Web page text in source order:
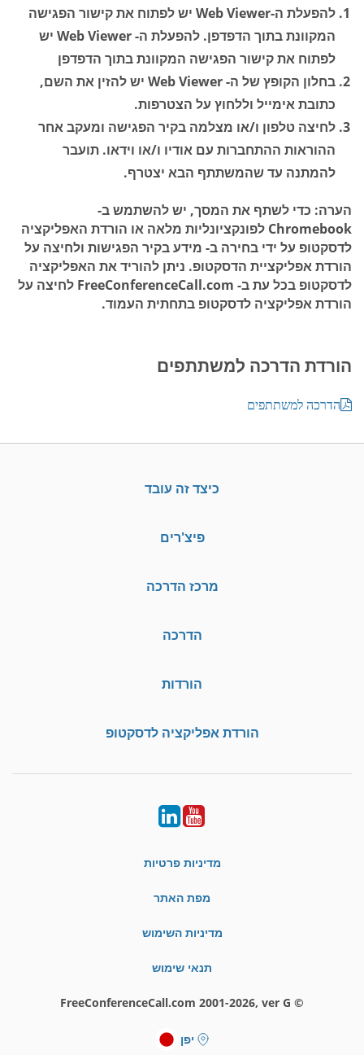
להפעלת ה-Web Viewer יש לפתוח את קישור הפגישה
המקוונת בתוך הדפדפן. להפעלת ה- Web Viewer יש
לפתוח את קישור הפגישה המקוונת בתוך הדפדפן
בחלון הקופץ של ה- Web Viewer יש להזין את השם,
כתובת אימייל וללחוץ על הצטרפות.
לחיצה טלפון ו/או מצלמה בקיר הפגישה ומעקב אחר
ההוראות ההתחברות עם אודיו ו/או וידאו. תועבר
להמתנה עד שהמשתתף הבא יצטרף.
הערה: כדי לשתף את המסך, יש להשתמש ב-
Chromebook לפונקציונליות מלאה או הורדת האפליקציה
לדסקטופ על ידי בחירה ב- מידעבקיר הפגישות ולחיצה על
הורדת אפליקציית הדסקטופ. ניתן להוריד את האפליקציה
לדסקטופ בכל עת ב- FreeConferenceCall.com לחיצה על
הורדת אפליקציה לדסקטופ בתחתית העמוד.
הורדת הדרכה למשתתפים
הדרכה למשתתפים
כיצד זה עובד
פיצ'רים
מרכז הדרכה
הדרכה
הורדות
הורדת אפליקציה לדסקטופ
YouTube
LinkedIn
מדיניות פרטיות
מפת האתר
מדיניות השימוש
תנאי שימוש
© FreeConferenceCall.com 2001-2026, ver G
יפן